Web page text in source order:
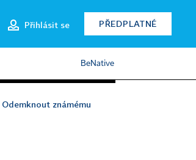
Přihlásit se PŘEDPLATNÉ
BeNative
Odemknout známému